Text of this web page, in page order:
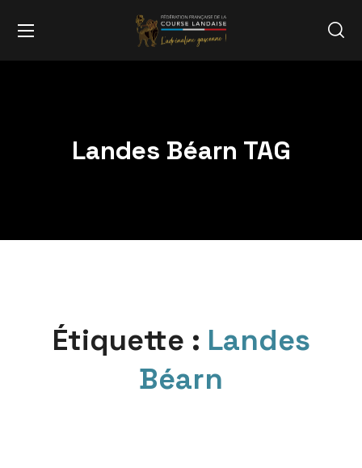
Landes Béarn TAG
Étiquette : Landes
Béarn